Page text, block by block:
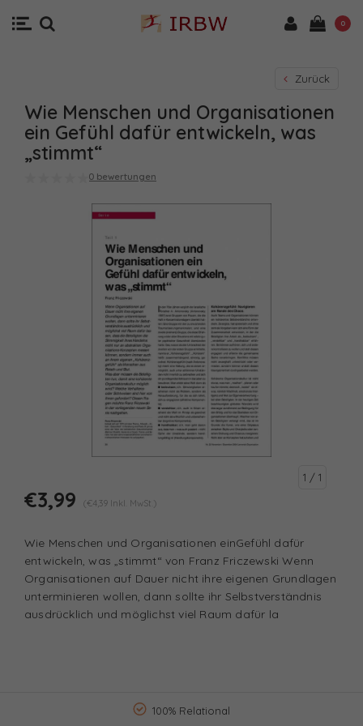
0
Zurück
Wie Menschen und Organisationen
ein Gefühl dafür entwickeln, was
„stimmt“
0 bewertungen
1 / 1
€3,99 (€4,39 Inkl. MwSt.)
Wie Menschen und Organisationen einGefühl dafür
entwickeln, was „stimmt“ von Franz Friczewski Wenn
Organisationen auf Dauer nicht ihre eigenen Grundlagen
unterminieren wollen, dann sollte ihr Selbstverständnis
ausdrücklich und möglichst viel Raum dafür la
100% Relational